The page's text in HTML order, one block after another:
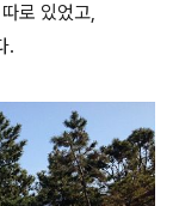
로 있었고,
.